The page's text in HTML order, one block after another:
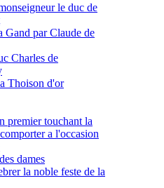
le duc de
Gand par Claude de
Charles de
Thoison d'or
premier touchant la
a l'occasion
dames
la noble feste de la